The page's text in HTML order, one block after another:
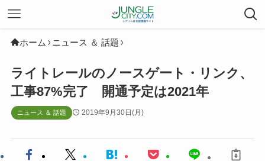
ホーム ニュース ＆ 話題
ライトレールのノースゲート・リンク、
工事87%完了 開通予定は2021年
ニュース ＆ 話題 2019年9月30日(月)